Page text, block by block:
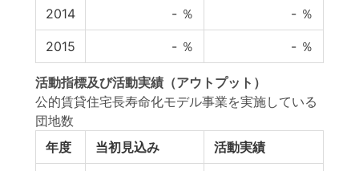
2014 - ％ - ％
2015 - ％ - ％
活動指標及び活動実績 （アウトプット）
公的賃貸住宅長寿命化モデル事業を実施している
団地数
年度
当初見込み 活動実績